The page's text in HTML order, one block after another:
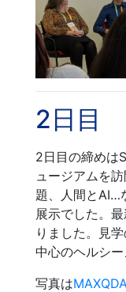
2日目
2日目の締めは
ュージアムを
題、人間とAI…
展示でした。
りました。見
中心のヘルシー
写真は